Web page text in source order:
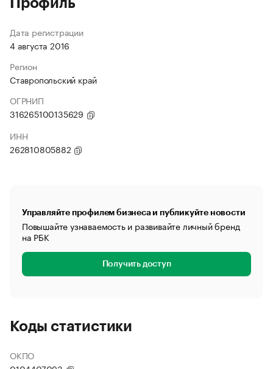
Профиль
Дата регистрации
4 августа 2016
Регион
Ставропольский край
ОГРНИП
316265100135629
ИНН
262810805882
Управляйте профилем бизнеса и публикуйте новости
Повышайте узнаваемость и развивайте личный бренд
на РБК
Получить доступ
Коды статистики
ОКПО